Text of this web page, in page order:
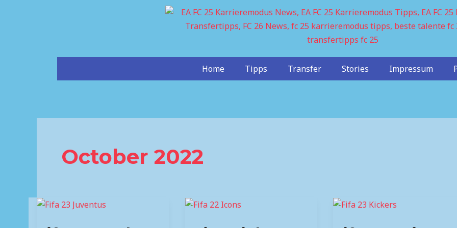
Home Tipps Transfer Stories Impressum
October 2022
Fifa
Wie
Fifa